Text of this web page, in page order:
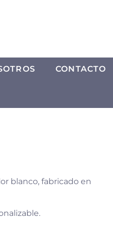
CONTACTO
blanco, fabricado en